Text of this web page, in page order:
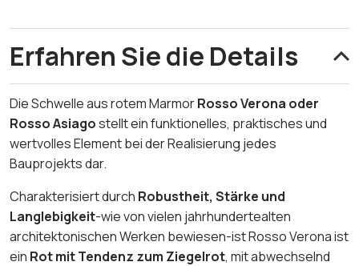
Erfahren Sie die Details
Die Schwelle aus rotem MarmorRosso Verona oder
Rosso Asiagostellt ein funktionelles, praktisches und
wertvolles Element bei der Realisierung jedes
Bauprojekts dar.
Charakterisiert durch Robustheit, Stärke und
Langlebigkeit-wie von vielen jahrhundertealten
architektonischen Werken bewiesen-ist Rosso Veronaist
ein Rot mit Tendenz zum Ziegelrot, mit abwechselnd